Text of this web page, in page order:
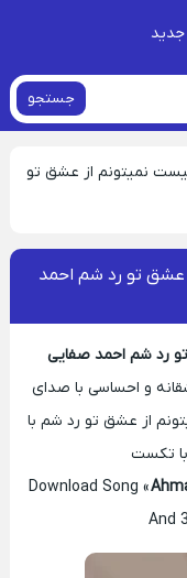
جستجو
نمیتونم از عشق تو
تو رد شم احمد
رد شم احمد صفایی
و احساسی با صدای
از عشق تو رد شم با
Download Song «
And